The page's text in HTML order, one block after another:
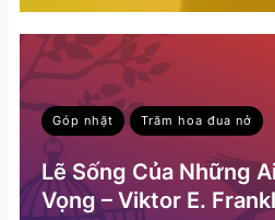
Góp nhặt Trăm hoa đua nở
Lẽ Sống Của Những
Vọng – Viktor E. Frankl